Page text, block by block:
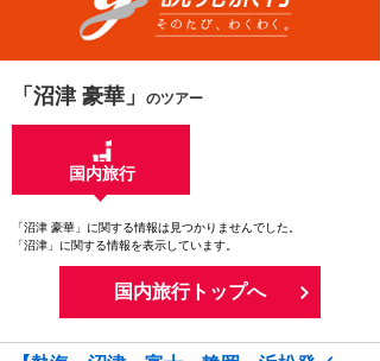
国内旅行 バスツアー 海外旅行
「沼津 豪華」 のツアー
国内旅行
「沼津 豪華」に関する情報は見つかりませんでした。
「沼津」に関する情報を表示しています。
国内旅行トップへ